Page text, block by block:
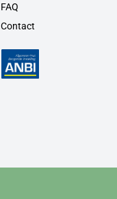
FAQ
Contact